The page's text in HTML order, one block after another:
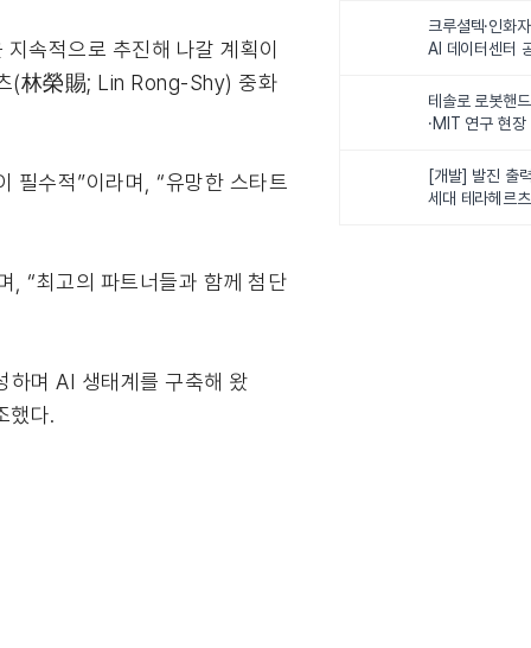
속적으로 추진해 나갈 계획이
(林榮賜; Lin Rong-Shy) 중화
필수적”이라며, “유망한 스타트
, “최고의 파트너들과 함께 첨단
하며 AI 생태계를 구축해 왔
했다.
크루셜텍·인화
AI 데이터센터
테솔로 로봇핸
·MIT 연구 현
화
[개발] 발진 출
세대 테라헤르